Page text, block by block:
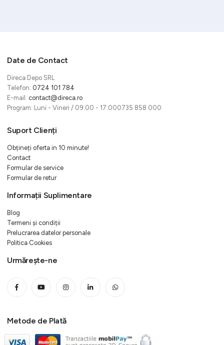
Date de Contact
Direca Depo SRL
Telefon: 0724 101 784
E-mail: contact@direca.ro
Program: Luni - Vineri / 09:00 - 17:000735 858 000
Suport Clienți
Obțineți oferta in 10 minute!
Contact
Formular de service
Formular de retur
Informații Suplimentare
Blog
Termeni și condiții
Prelucrarea datelor personale
Politica Cookies
Urmărește-ne
Metode de Plată